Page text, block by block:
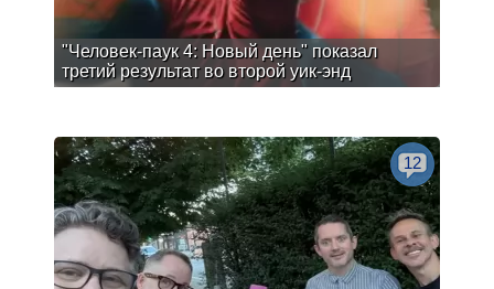
"Человек-паук 4: Новый день" показал
третий результат во второй уик-энд
12